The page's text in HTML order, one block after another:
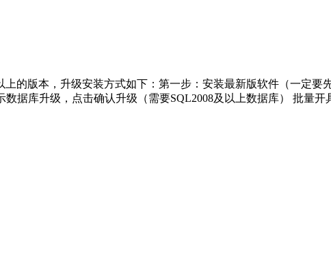
的版本，升级安装方式如下：第一步：安装最新版软件（一定要
据库升级，点击确认升级（需要SQL2008及以上数据库） 批量